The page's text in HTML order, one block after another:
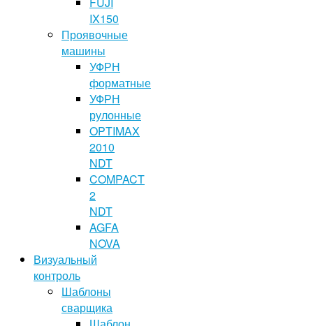
IX150
Проявочные
машины
УФРН
форматные
УФРН
рулонные
OPTIMAX
2010
NDT
COMPACT
2
NDT
AGFA
NOVA
Визуальный
контроль
Шаблоны
сварщика